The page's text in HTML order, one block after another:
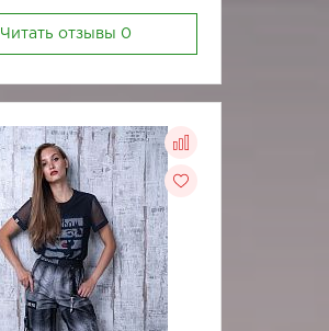
Читать отзывы 0